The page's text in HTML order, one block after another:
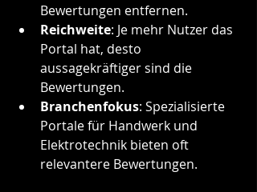
Bewertungen entfernen.
Reichweite: Je mehr Nutzer das
Portal hat, desto
aussagekräftiger sind die
Bewertungen.
Branchenfokus: Spezialisierte
Portale für Handwerk und
Elektrotechnik bieten oft
relevantere Bewertungen.